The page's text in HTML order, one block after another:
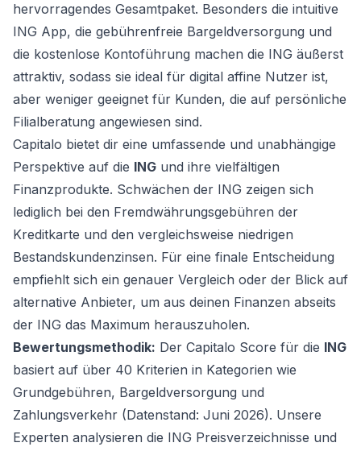
hervorragendes Gesamtpaket. Besonders die intuitive
ING App, die gebührenfreie Bargeldversorgung und
die kostenlose Kontoführung machen die ING äußerst
attraktiv, sodass sie ideal für digital affine Nutzer ist,
aber weniger geeignet für Kunden, die auf persönliche
Filialberatung angewiesen sind.
Capitalo bietet dir eine umfassende und unabhängige
Perspektive auf die ING und ihre vielfältigen
Finanzprodukte. Schwächen der ING zeigen sich
lediglich bei den Fremdwährungsgebühren der
Kreditkarte und den vergleichsweise niedrigen
Bestandskundenzinsen. Für eine finale Entscheidung
empfiehlt sich ein genauer Vergleich oder der Blick auf
alternative Anbieter, um aus deinen Finanzen abseits
der ING das Maximum herauszuholen.
Bewertungsmethodik: Der Capitalo Score für die ING
basiert auf über 40 Kriterien in Kategorien wie
Grundgebühren, Bargeldversorgung und
Zahlungsverkehr (Datenstand: Juni 2026). Unsere
Experten analysieren die ING Preisverzeichnisse und